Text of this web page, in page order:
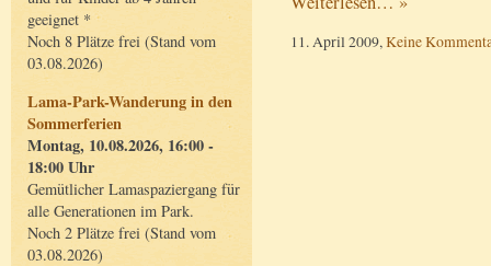
geeignet *
Noch 8 Plätze frei (Stand vom
03.08.2026)
Lama-Park-Wanderung in den
Sommerferien
Montag, 10.08.2026, 16:00 -
18:00 Uhr
Gemütlicher Lamaspaziergang für
alle Generationen im Park.
Noch 2 Plätze frei (Stand vom
03.08.2026)
11. April 2009, Keine